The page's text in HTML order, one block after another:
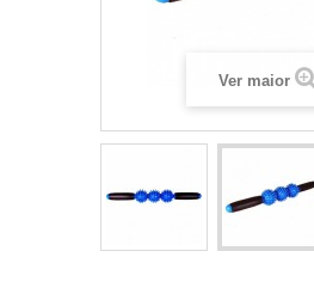
Ver maior